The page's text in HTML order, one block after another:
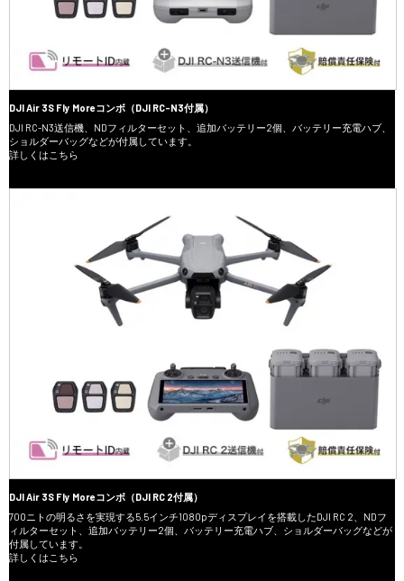
DJI Air 3S Fly Moreコンボ（DJI RC-N3付属）
DJI RC-N3送信機、NDフィルターセット、追加バッテリー2個、バッテリー充電ハブ、
ショルダーバッグなどが付属しています。
詳しくはこちら
DJI Air 3S Fly Moreコンボ（DJI RC 2付属）
700ニトの明るさを実現する5.5インチ1080pディスプレイを搭載したDJI RC 2、NDフ
ィルターセット、追加バッテリー2個、バッテリー充電ハブ、ショルダーバッグなどが
付属しています。
詳しくはこちら